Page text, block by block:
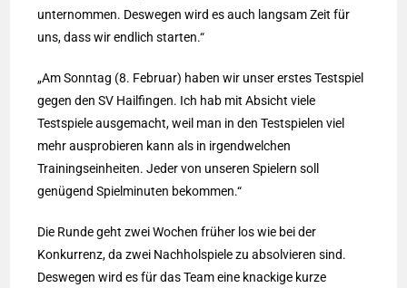
unternommen. Deswegen wird es auch langsam Zeit für
uns, dass wir endlich starten.“
„Am Sonntag (8. Februar) haben wir unser erstes Testspiel
gegen den SV Hailfingen. Ich hab mit Absicht viele
Testspiele ausgemacht, weil man in den Testspielen viel
mehr ausprobieren kann als in irgendwelchen
Trainingseinheiten. Jeder von unseren Spielern soll
genügend Spielminuten bekommen.“
Die Runde geht zwei Wochen früher los wie bei der
Konkurrenz, da zwei Nachholspiele zu absolvieren sind.
Deswegen wird es für das Team eine knackige kurze